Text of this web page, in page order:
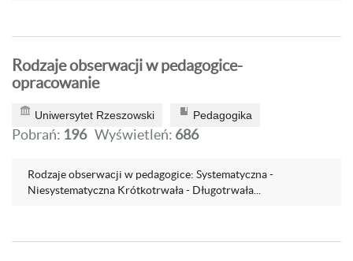
Rodzaje obserwacji w pedagogice-
opracowanie
Uniwersytet Rzeszowski Pedagogika
Pobrań: 196 Wyświetleń: 686
Rodzaje obserwacji w pedagogice: Systematyczna -
Niesystematyczna Krótkotrwała - Długotrwała...